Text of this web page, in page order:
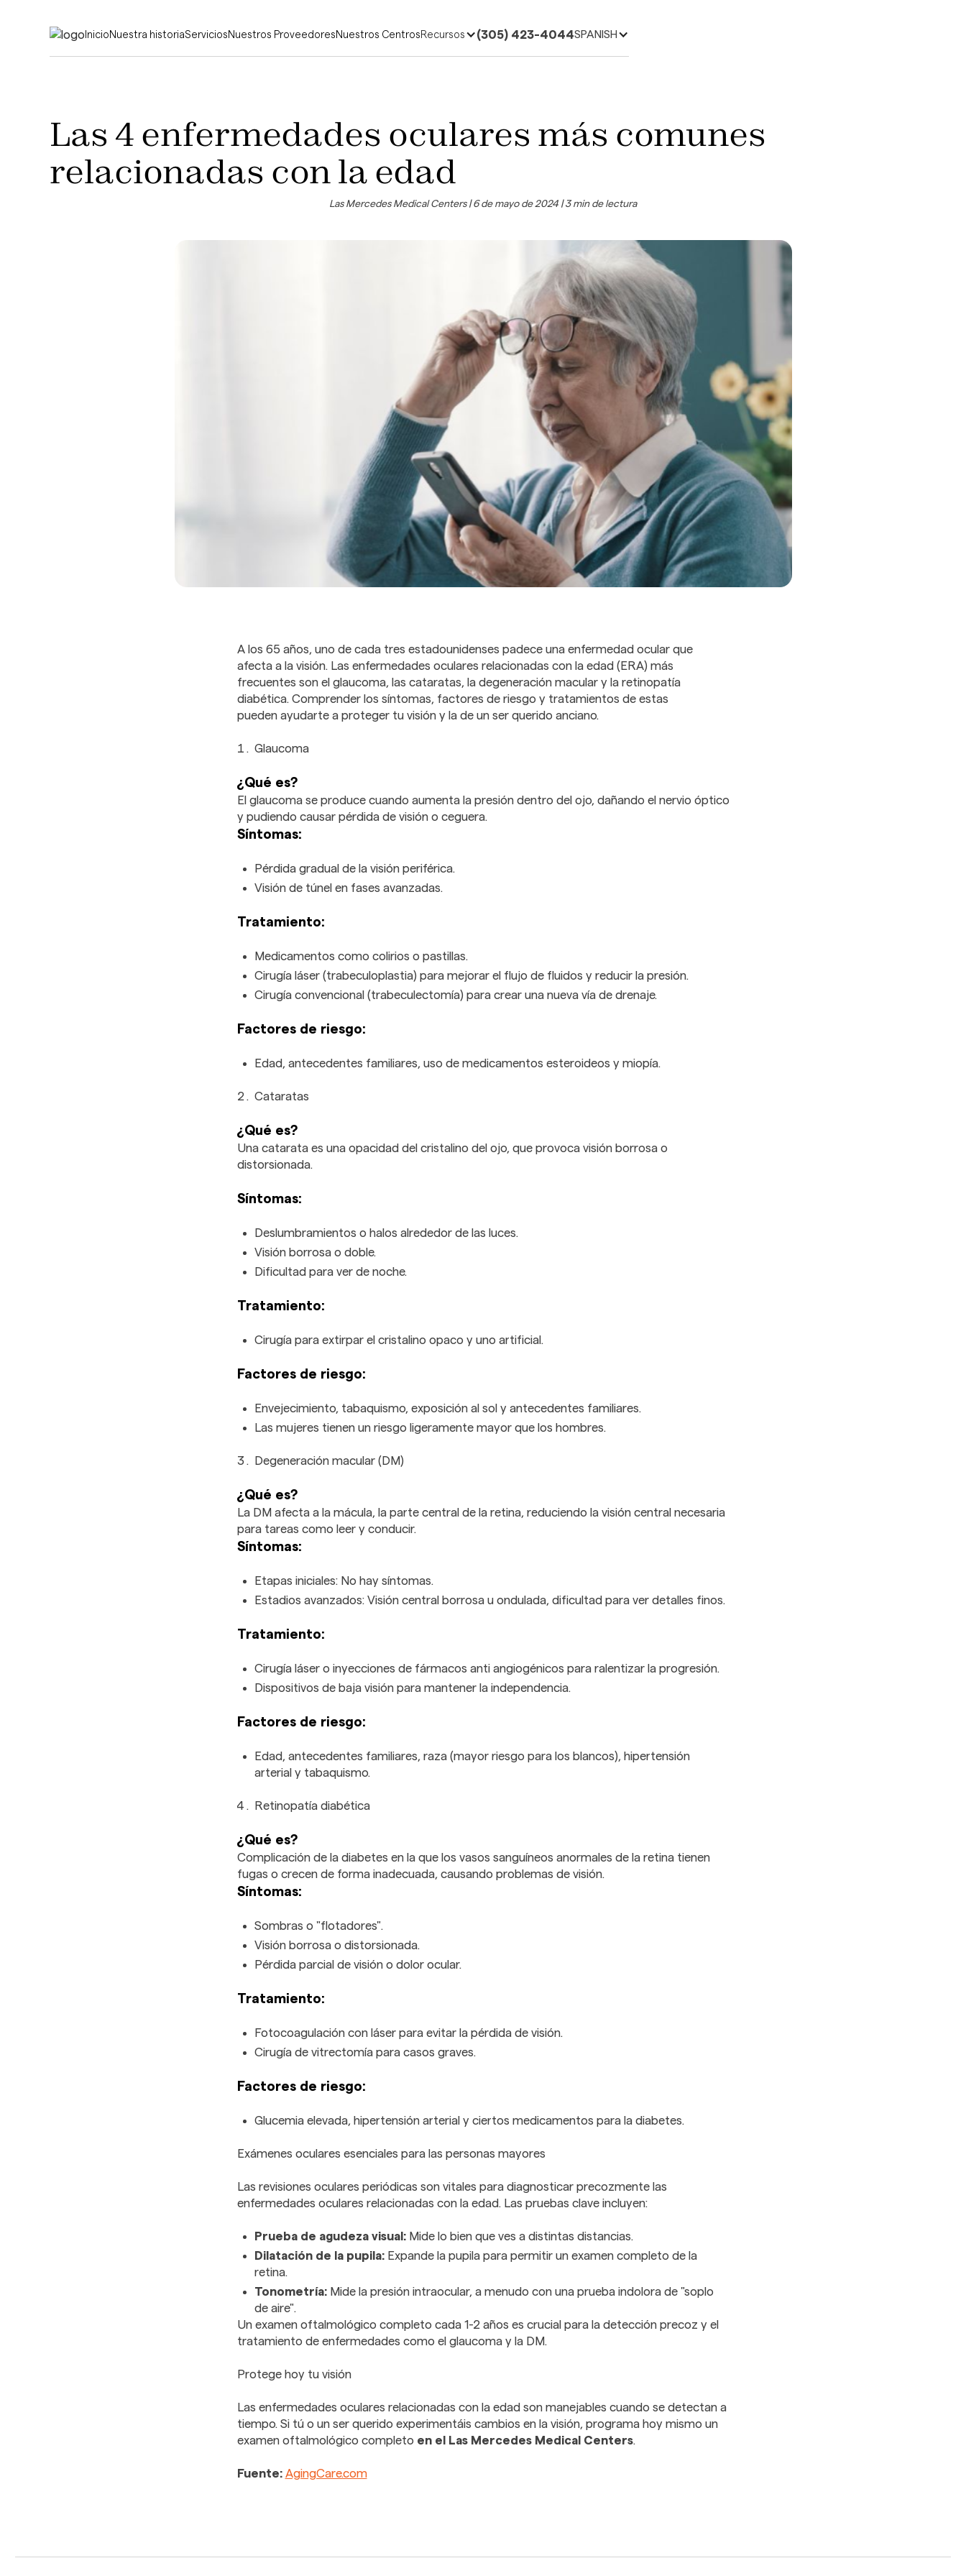
Inicio Nuestra historiaServicios Nuestros Proveedores Nuestros Centros Recursos (305) 423-4044SPANISH
Las 4 enfermedades oculares más comunes
relacionadas con la edad
Las Mercedes Medical Centers | 6 de mayo de 2024 | 3 min de lectura
A los 65 años, uno de cada tres estadounidenses padece una enfermedad ocular que
afecta a la visión. Las enfermedades oculares relacionadas con la edad (ERA) más
frecuentes son el glaucoma, las cataratas, la degeneración macular y la retinopatía
diabética. Comprender los síntomas, factores de riesgo y tratamientos de estas
pueden ayudarte a proteger tu visión y la de un ser querido anciano.
Glaucoma
¿Qué es?
El glaucoma se produce cuando aumenta la presión dentro del ojo, dañando el nervio óptico
y pudiendo causar pérdida de visión o ceguera.
Síntomas:
Pérdida gradual de la visión periférica.
Visión de túnel en fases avanzadas.
Tratamiento:
Medicamentos como colirios o pastillas.
Cirugía láser (trabeculoplastia) para mejorar el flujo de fluidos y reducir la presión.
Cirugía convencional (trabeculectomía) para crear una nueva vía de drenaje.
Factores de riesgo:
Edad, antecedentes familiares, uso de medicamentos esteroideos y miopía.
Cataratas
¿Qué es?
Una catarata es una opacidad del cristalino del ojo, que provoca visión borrosa o
distorsionada.
Síntomas:
Deslumbramientos o halos alrededor de las luces.
Visión borrosa o doble.
Dificultad para ver de noche.
Tratamiento:
Cirugía para extirpar el cristalino opaco y uno artificial.
Factores de riesgo:
Envejecimiento, tabaquismo, exposición al sol y antecedentes familiares.
Las mujeres tienen un riesgo ligeramente mayor que los hombres.
Degeneración macular (DM)
¿Qué es?
La DM afecta a la mácula, la parte central de la retina, reduciendo la visión central necesaria
para tareas como leer y conducir.
Síntomas:
Etapas iniciales: No hay síntomas.
Estadios avanzados: Visión central borrosa u ondulada, dificultad para ver detalles finos.
Tratamiento:
Cirugía láser o inyecciones de fármacos anti angiogénicos para ralentizar la progresión.
Dispositivos de baja visión para mantener la independencia.
Factores de riesgo:
Edad, antecedentes familiares, raza (mayor riesgo para los blancos), hipertensión
arterial y tabaquismo.
Retinopatía diabética
¿Qué es?
Complicación de la diabetes en la que los vasos sanguíneos anormales de la retina tienen
fugas o crecen de forma inadecuada, causando problemas de visión.
Síntomas:
Sombras o "flotadores".
Visión borrosa o distorsionada.
Pérdida parcial de visión o dolor ocular.
Tratamiento:
Fotocoagulación con láser para evitar la pérdida de visión.
Cirugía de vitrectomía para casos graves.
Factores de riesgo:
Glucemia elevada, hipertensión arterial y ciertos medicamentos para la diabetes.
Exámenes oculares esenciales para las personas mayores
Las revisiones oculares periódicas son vitales para diagnosticar precozmente las
enfermedades oculares relacionadas con la edad. Las pruebas clave incluyen:
Prueba de agudeza visual: Mide lo bien que ves a distintas distancias.
Dilatación de la pupila: Expande la pupila para permitir un examen completo de la
retina.
Tonometría: Mide la presión intraocular, a menudo con una prueba indolora de "soplo
de aire".
Un examen oftalmológico completo cada 1-2 años es crucial para la detección precoz y el
tratamiento de enfermedades como el glaucoma y la DM.
Protege hoy tu visión
Las enfermedades oculares relacionadas con la edad son manejables cuando se detectan a
tiempo. Si tú o un ser querido experimentáis cambios en la visión, programa hoy mismo un
examen oftalmológico completo en el Las Mercedes Medical Centers.
Fuente: AgingCare.com